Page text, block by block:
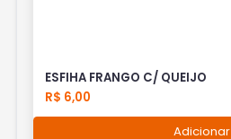
ESFIHA FRANGO C/ QUEIJO
R$ 6,00
Adicionar